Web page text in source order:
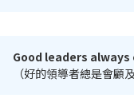
Good leaders
（好的領導者總是會顧